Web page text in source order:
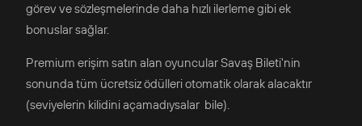
görev ve sözleşmelerinde daha hızlı ilerleme gibi ek
bonuslar sağlar.
Premium erişim satın alan oyuncular Savaş Bileti'nin
sonunda tüm ücretsiz ödülleri otomatik olarak alacaktır
(seviyelerin kilidini açamadıysalar bile).